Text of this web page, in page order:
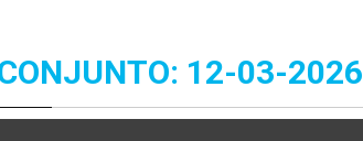
12-03-2026